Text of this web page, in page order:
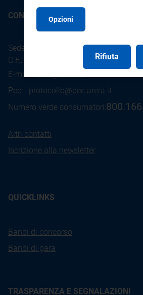
CONTATTI
Sede legale: Piazza Cavour 5 - 20121
C.F.: 97190020152
E-mail:
Pec: protocollo@pec.arera.it
Numero verde consumatori:
Altri contatti
Iscrizione alla newsletter
QUICKLINKS
Bandi di concorso
Bandi di gara
TRASPARENZA E SEGNALAZIONI
Opzioni
Rifiuta